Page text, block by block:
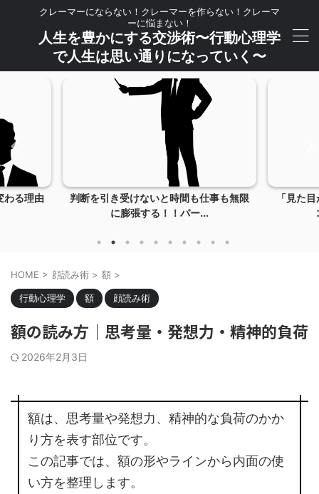
クレーマーにならない！クレーマーを作らない！クレーマ
ーに悩まない！
人生を豊かにする交渉術〜行動心理学
で人生は思い通りになっていく〜
わる理由
判断を引き受けないと時間も仕事も無限
に膨張する！！パー...
「見た
HOME > 顔読み術 > 額 >
行動心理学 額 顔読み術
額の読み方｜思考量・発想力・精神的負荷
2026年2月3日
額は、思考量や発想力、精神的な負荷のかか
り方を表す部位です。
この記事では、額の形やラインから内面の使
い方を整理します。